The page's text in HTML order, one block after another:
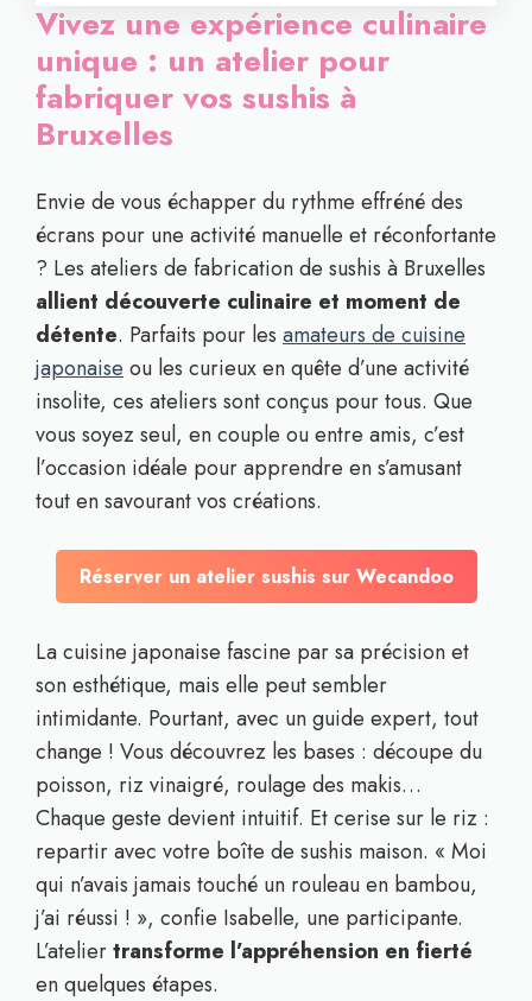
Vivez une expérience culinaire
unique : un atelier pour
fabriquer vos sushis à
Bruxelles
Envie de vous échapper du rythme effréné des
écrans pour une activité manuelle et réconfortante
? Les ateliers de fabrication de sushis à Bruxelles
allient découverte culinaire et moment de
détente. Parfaits pour les amateurs de cuisine
japonaise ou les curieux en quête d’une activité
insolite, ces ateliers sont conçus pour tous. Que
vous soyez seul, en couple ou entre amis, c’est
l’occasion idéale pour apprendre en s’amusant
tout en savourant vos créations.
Réserver un atelier sushis sur Wecandoo
La cuisine japonaise fascine par sa précision et
son esthétique, mais elle peut sembler
intimidante. Pourtant, avec un guide expert, tout
change ! Vous découvrez les bases : découpe du
poisson, riz vinaigré, roulage des makis…
Chaque geste devient intuitif. Et cerise sur le riz :
repartir avec votre boîte de sushis maison. « Moi
qui n’avais jamais touché un rouleau en bambou,
j’ai réussi ! », confie Isabelle, une participante.
L’ateliertransforme l’appréhension en fierté
en quelques étapes.